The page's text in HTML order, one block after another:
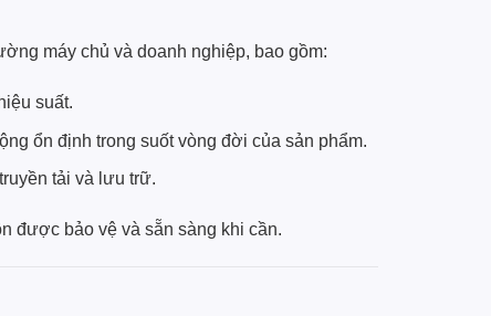
máy chủ và doanh nghiệp, bao gồm:
suất.
ổn định trong suốt vòng đời của sản phẩm.
tải và lưu trữ.
được bảo vệ và sẵn sàng khi cần.